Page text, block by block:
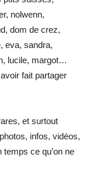
nolwenn,
dom de crez,
eva, sandra,
lucile, margot…
fait partager
et surtout
infos, vidéos,
ce qu’on ne